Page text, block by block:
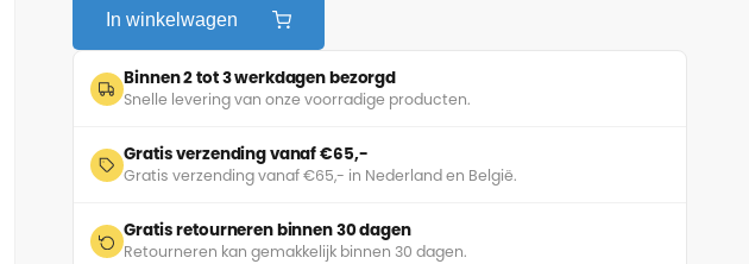
In winkelwagen
Binnen 2 tot 3 werkdagen bezorgd
Snelle levering van onze voorradige producten.
Gratis verzending vanaf €65,-
Gratis verzending vanaf €65,- in Nederland en België.
Gratis retourneren binnen 30 dagen
Retourneren kan gemakkelijk binnen 30 dagen.